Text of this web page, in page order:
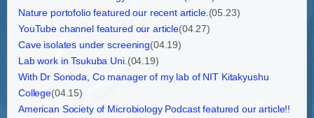
Nature portofolio featured our recent article. (05.23)
YouTube channel featured our article(04.27)
Cave isolates under screening(04.19)
Lab work in Tsukuba Uni. (04.19)
With Dr Sonoda, Co manager of my lab of NIT Kitakyushu
College(04.15)
American Society of Microbiology Podcast featured our article!!